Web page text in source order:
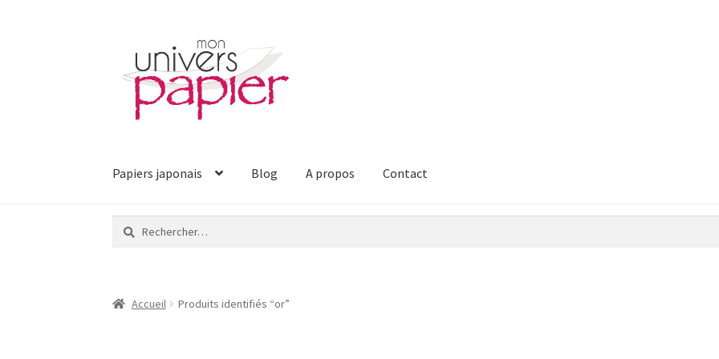
la
navigation
contenu
Papiers japonais Blog A propos Contact
Rechercher :
Accueil Produits identifiés “or”